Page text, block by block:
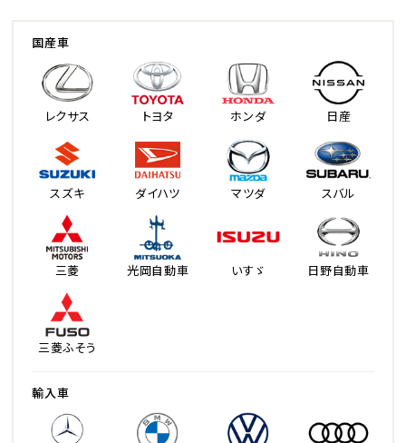
国産車
レクサス トヨタ ホンダ 日産
スズキ ダイハツ マツダ スバル
三菱 光岡自動車 いすゞ 日野自動車
三菱ふそう
輸入車